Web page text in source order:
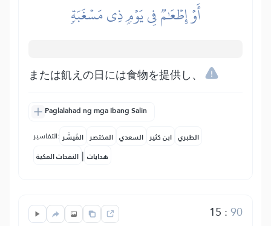
أَوۡ إِطۡعَٰمٞ فِي يَوۡمٖ ذِي مَسۡغَبَةٖ
または飢えの日には食物を提供し、
Paglalahad ng mga Ibang Salin
التفاسير: المُيسَّر المختصر السعدي ابن كثير الطبري
النفحات المكية | هدايات
15 :90